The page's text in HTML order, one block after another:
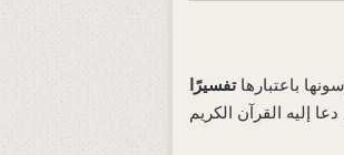
باعتبارهاتفسيرًا